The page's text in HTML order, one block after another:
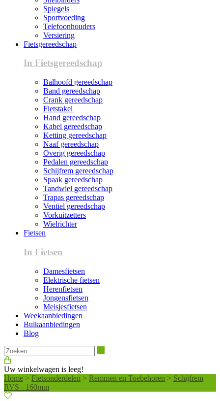
Spiegels
Sportvoeding
Telefoonhouders
Versiering
Fietsgereedschap
In Fietsgereedschap
Balhoofd gereedschap
Band gereedschap
Crank gereedschap
Fietstakel
Hand gereedschap
Kabel gereedschap
Ketting gereedschap
Naaf gereedschap
Overig gereedschap
Pedalen gereedschap
Schijfrem gereedschap
Spaak gereedschap
Tandwiel gereedschap
Trapas gereedschap
Ventiel gereedschap
Vorkuitzetters
Wielrichter
Fietsen
In Fietsen
Damesfietsen
Elektrische fietsen
Herenfietsen
Jongensfietsen
Meisjesfietsen
Weekaanbiedingen
Bulkaanbiedingen
Blog
Uw winkelwagen is leeg!
Home > Fietsonderdelen > Remmen en Toebehoren > Schijfrem
RVS - 160mm